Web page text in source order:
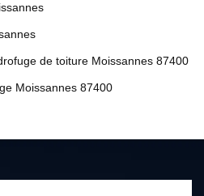
de toiture Moissannes 87400
Moissannes 87400